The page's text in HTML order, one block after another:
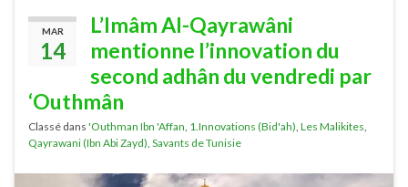
MAR
14
L’Imâm Al-Qayrawâni
mentionne l’innovation du
second adhân du vendredi par
‘Outhmân
Classé dans 'Outhman Ibn 'Affan 1.Innovations (Bid'ah) Les Malikites
Qayrawani (Ibn Abi Zayd) Savants de Tunisie